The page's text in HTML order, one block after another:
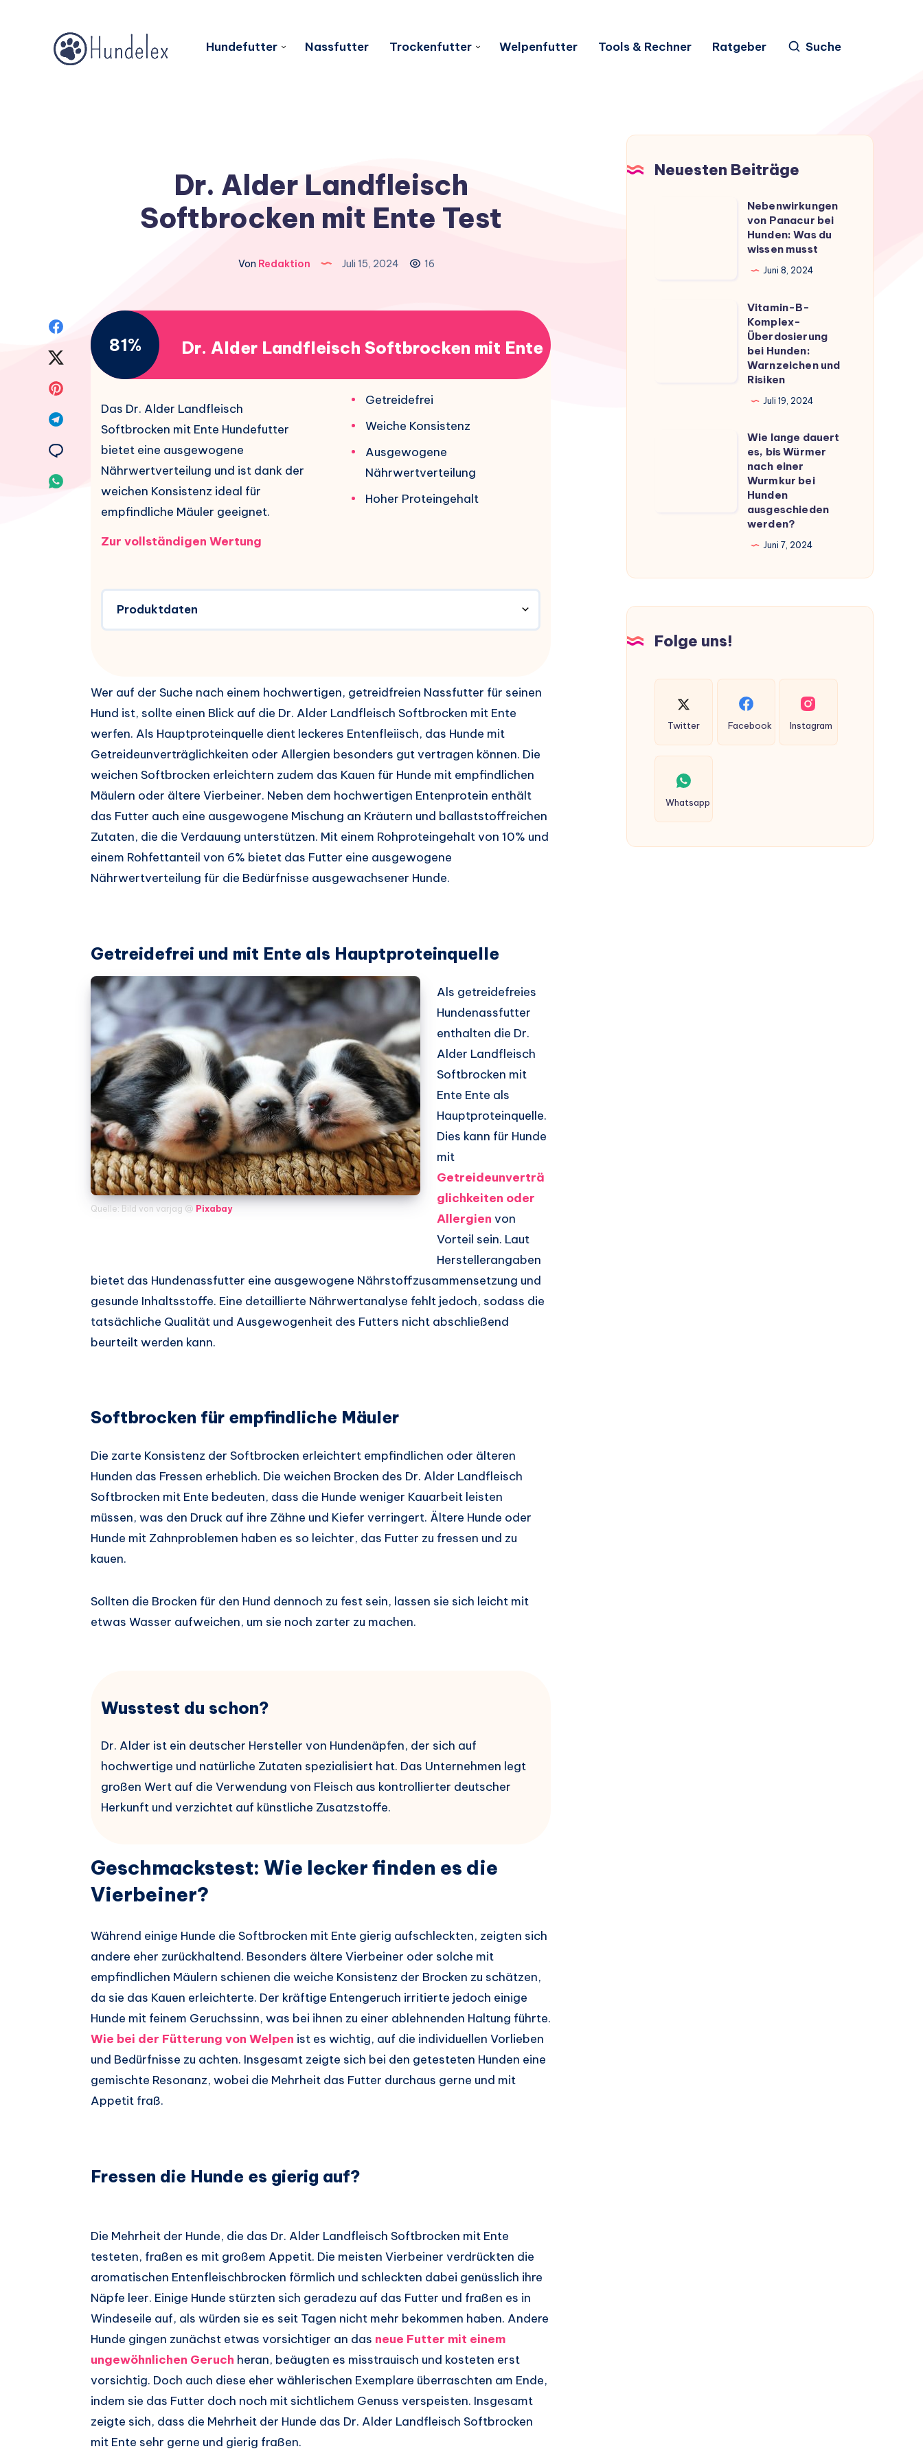
Hundefutter Nassfutter Trockenfutter Welpenfutter Tools & Rechner Ratgeber Suche
Dr. Alder Landfleisch
Softbrocken mit Ente Test
Von Redaktion Juli 15, 2024 16
Facebook
Pinterest
Telegram
Whatsapp
81% Dr. Alder Landfleisch Softbrocken mit Ente
Das Dr. Alder Landfleisch
Softbrocken mit Ente Hundefutter
bietet eine ausgewogene
Nährwertverteilung und ist dank der
weichen Konsistenz ideal für
empfindliche Mäuler geeignet.
Zur vollständigen Wertung
Getreidefrei
Weiche Konsistenz
Ausgewogene
Nährwertverteilung
Hoher Proteingehalt
Produktdaten
Wer auf der Suche nach einem hochwertigen, getreidfreien Nassfutter für seinen
Hund ist, sollte einen Blick auf die Dr. Alder Landfleisch Softbrocken mit Ente
werfen. Als Hauptproteinquelle dient leckeres Entenfleiisch, das Hunde mit
Getreideunverträglichkeiten oder Allergien besonders gut vertragen können. Die
weichen Softbrocken erleichtern zudem das Kauen für Hunde mit empfindlichen
Mäulern oder ältere Vierbeiner. Neben dem hochwertigen Entenprotein enthält
das Futter auch eine ausgewogene Mischung an Kräutern und ballaststoffreichen
Zutaten, die die Verdauung unterstützen. Mit einem Rohproteingehalt von 10% und
einem Rohfettanteil von 6% bietet das Futter eine ausgewogene
Nährwertverteilung für die Bedürfnisse ausgewachsener Hunde.
Getreidefrei und mit Ente als Hauptproteinquelle
Quelle: Bild von varjag @ Pixabay
Als getreidefreies
Hundenassfutter
enthalten die Dr.
Alder Landfleisch
Softbrocken mit
Ente Ente als
Hauptproteinquelle.
Dies kann für Hunde
mit
Getreideunverträ
glichkeiten oder
Allergien von
Vorteil sein. Laut
Herstellerangaben
bietet das Hundenassfutter eine ausgewogene Nährstoffzusammensetzung und
gesunde Inhaltsstoffe. Eine detaillierte Nährwertanalyse fehlt jedoch, sodass die
tatsächliche Qualität und Ausgewogenheit des Futters nicht abschließend
beurteilt werden kann.
Softbrocken für empfindliche Mäuler
Die zarte Konsistenz der Softbrocken erleichtert empfindlichen oder älteren
Hunden das Fressen erheblich. Die weichen Brocken des Dr. Alder Landfleisch
Softbrocken mit Ente bedeuten, dass die Hunde weniger Kauarbeit leisten
müssen, was den Druck auf ihre Zähne und Kiefer verringert. Ältere Hunde oder
Hunde mit Zahnproblemen haben es so leichter, das Futter zu fressen und zu
kauen.
Sollten die Brocken für den Hund dennoch zu fest sein, lassen sie sich leicht mit
etwas Wasser aufweichen, um sie noch zarter zu machen.
Wusstest du schon?
Dr. Alder ist ein deutscher Hersteller von Hundenäpfen, der sich auf
hochwertige und natürliche Zutaten spezialisiert hat. Das Unternehmen legt
großen Wert auf die Verwendung von Fleisch aus kontrollierter deutscher
Herkunft und verzichtet auf künstliche Zusatzstoffe.
Geschmackstest: Wie lecker finden es die
Vierbeiner?
Während einige Hunde die Softbrocken mit Ente gierig aufschleckten, zeigten sich
andere eher zurückhaltend. Besonders ältere Vierbeiner oder solche mit
empfindlichen Mäulern schienen die weiche Konsistenz der Brocken zu schätzen,
da sie das Kauen erleichterte. Der kräftige Entengeruch irritierte jedoch einige
Hunde mit feinem Geruchssinn, was bei ihnen zu einer ablehnenden Haltung führte.
Wie bei der Fütterung von Welpen ist es wichtig, auf die individuellen Vorlieben
und Bedürfnisse zu achten. Insgesamt zeigte sich bei den getesteten Hunden eine
gemischte Resonanz, wobei die Mehrheit das Futter durchaus gerne und mit
Appetit fraß.
Fressen die Hunde es gierig auf?
Die Mehrheit der Hunde, die das Dr. Alder Landfleisch Softbrocken mit Ente
testeten, fraßen es mit großem Appetit. Die meisten Vierbeiner verdrückten die
aromatischen Entenfleischbrocken förmlich und schleckten dabei genüsslich ihre
Näpfe leer. Einige Hunde stürzten sich geradezu auf das Futter und fraßen es in
Windeseile auf, als würden sie es seit Tagen nicht mehr bekommen haben. Andere
Hunde gingen zunächst etwas vorsichtiger an das neue Futter mit einem
ungewöhnlichen Geruch heran, beäugten es misstrauisch und kosteten erst
vorsichtig. Doch auch diese eher wählerischen Exemplare überraschten am Ende,
indem sie das Futter doch noch mit sichtlichem Genuss verspeisten. Insgesamt
zeigte sich, dass die Mehrheit der Hunde das Dr. Alder Landfleisch Softbrocken
mit Ente sehr gerne und gierig fraßen.
Neuesten Beiträge
Nebenwirkungen
von Panacur bei
Hunden: Was du
wissen musst
Juni 8, 2024
Vitamin-B-
Komplex-
Überdosierung
bei Hunden:
Warnzeichen und
Risiken
Juli 19, 2024
Hunden
ausgeschieden
Wie lange dauert
es, bis Würmer
nach einer
Wurmkur bei
Hunden
ausgeschieden
werden?
Juni 7, 2024
Folge uns!
Twitter Facebook Instagram
Whatsapp